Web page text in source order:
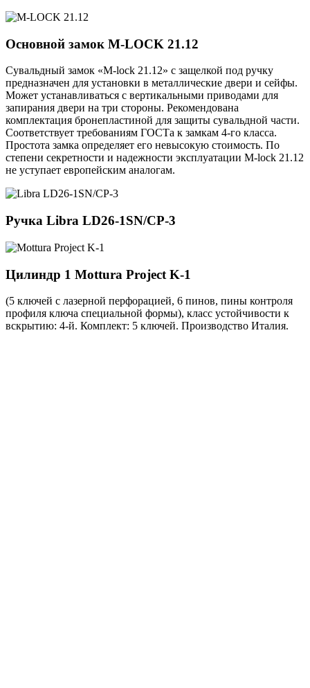
Основной замок M-LOCK 21.12
Сувальдный замок «M-lock 21.12» с защелкой под ручку
предназначен для установки в металлические двери и сейфы.
Может устанавливаться с вертикальными приводами для
запирания двери на три стороны. Рекомендована
комплектация бронепластиной для защиты сувальдной части.
Соответствует требованиям ГОСТа к замкам 4-го класса.
Простота замка определяет его невысокую стоимость. По
степени секретности и надежности эксплуатации M-lock 21.12
не уступает европейским аналогам.
Ручка Libra LD26-1SN/CP-3
Цилиндр 1 Mottura Project K-1
(5 ключей с лазерной перфорацией, 6 пинов, пины контроля
профиля ключа специальной формы), класс устойчивости к
вскрытию: 4-й. Комплект: 5 ключей. Производство Италия.